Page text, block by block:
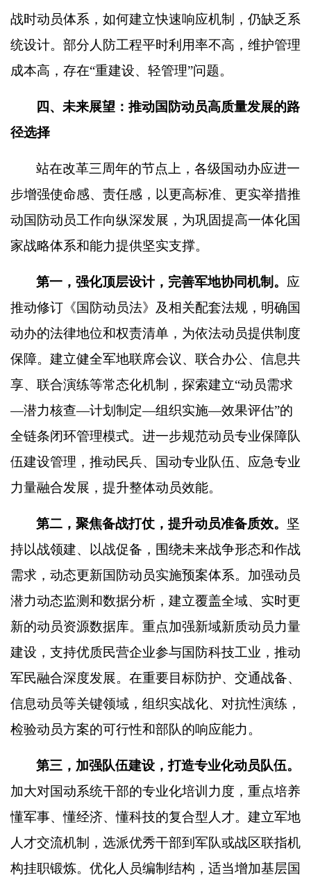
战时动员体系，如何建立快速响应机制，仍缺乏系
统设计。部分人防工程平时利用率不高，维护管理
成本高，存在“重建设、轻管理”问题。
四、未来展望：推动国防动员高质量发展的路
径选择
站在改革三周年的节点上，各级国动办应进一
步增强使命感、责任感，以更高标准、更实举措推
动国防动员工作向纵深发展，为巩固提高一体化国
家战略体系和能力提供坚实支撑。
第一，强化顶层设计，完善军地协同机制。 应
推动修订《国防动员法》及相关配套法规，明确国
动办的法律地位和权责清单，为依法动员提供制度
保障。建立健全军地联席会议、联合办公、信息共
享、联合演练等常态化机制，探索建立“动员需求
—潜力核查—计划制定—组织实施—效果评估”的
全链条闭环管理模式。进一步规范动员专业保障队
伍建设管理，推动民兵、国动专业队伍、应急专业
力量融合发展，提升整体动员效能。
第二，聚焦备战打仗，提升动员准备质效。 坚
持以战领建、以战促备，围绕未来战争形态和作战
需求，动态更新国防动员实施预案体系。加强动员
潜力动态监测和数据分析，建立覆盖全域、实时更
新的动员资源数据库。重点加强新域新质动员力量
建设，支持优质民营企业参与国防科技工业，推动
军民融合深度发展。在重要目标防护、交通战备、
信息动员等关键领域，组织实战化、对抗性演练，
检验动员方案的可行性和部队的响应能力。
第三，加强队伍建设，打造专业化动员队伍。
加大对国动系统干部的专业化培训力度，重点培养
懂军事、懂经济、懂科技的复合型人才。建立军地
人才交流机制，选派优秀干部到军队或战区联指机
构挂职锻炼。优化人员编制结构，适当增加基层国